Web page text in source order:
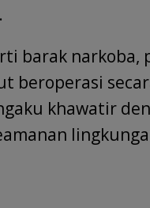
barak narkoba,
beroperasi
khawatir